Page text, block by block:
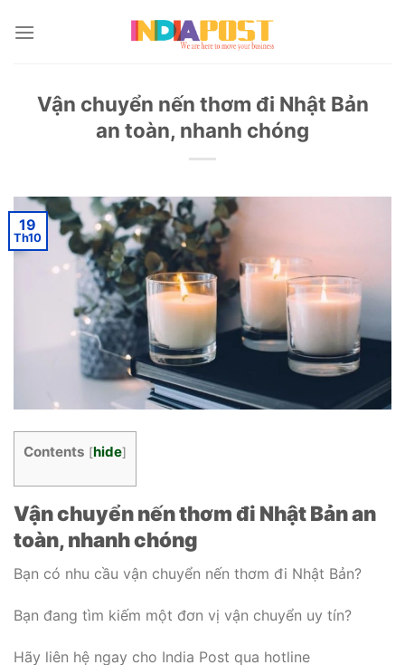
Vận chuyển nến thơm đi Nhật Bản
an toàn, nhanh chóng
19
Th10
Contents [hide]
Vận chuyển nến thơm đi Nhật Bản an
toàn, nhanh chóng
Bạn có nhu cầu vận chuyển nến thơm đi Nhật Bản?
Bạn đang tìm kiếm một đơn vị vận chuyển uy tín?
Hãy liên hệ ngay cho India Post qua hotline